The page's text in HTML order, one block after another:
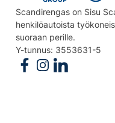
Scandirengas on Sisu
henkilöautoista
suoraan perille.
Y-tunnus: 3553631-5
Follow us on
Follow us on
Follow us